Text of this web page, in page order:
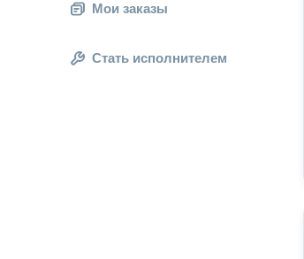
Мои заказы
Стать исполнителем